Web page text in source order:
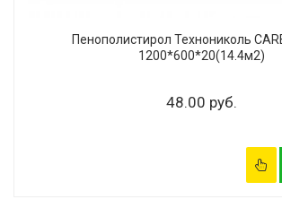
Пенополистирол Технониколь
1200*600*20(14.4м2)
48.00 руб.